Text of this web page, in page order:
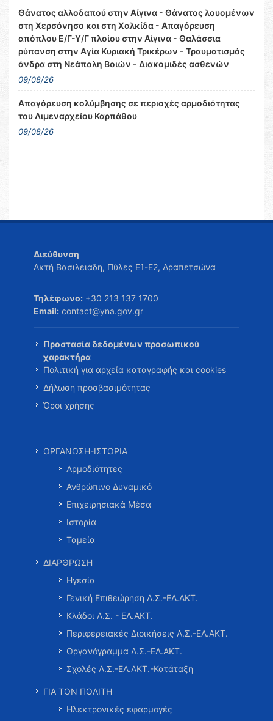
Θάνατος αλλοδαπού στην Αίγινα - Θάνατος λουομένων
στη Χερσόνησο και στη Χαλκίδα - Απαγόρευση
απόπλου Ε/Γ-Υ/Γ πλοίου στην Αίγινα - Θαλάσσια
ρύπανση στην Αγία Κυριακή Τρικέρων - Τραυματισμός
άνδρα στη Νεάπολη Βοιών - Διακομιδές ασθενών
09/08/26
Απαγόρευση κολύμβησης σε περιοχές αρμοδιότητας
του Λιμεναρχείου Καρπάθου
09/08/26
Διεύθυνση
Ακτή Βασιλειάδη, Πύλες Ε1-Ε2, Δραπετσώνα
Τηλέφωνο: +30 213 137 1700
Email: contact@yna.gov.gr
Προστασία δεδομένων προσωπικού
χαρακτήρα
Πολιτική για αρχεία καταγραφής και cookies
Δήλωση προσβασιμότητας
Όροι χρήσης
ΟΡΓΑΝΩΣΗ-ΙΣΤΟΡΙΑ
Αρμοδιότητες
Ανθρώπινο Δυναμικό
Επιχειρησιακά Μέσα
Ιστορία
Ταμεία
ΔΙΑΡΘΡΩΣΗ
Ηγεσία
Γενική Επιθεώρηση Λ.Σ.-ΕΛ.ΑΚΤ.
Κλάδοι Λ.Σ. - ΕΛ.ΑΚΤ.
Περιφερειακές Διοικήσεις Λ.Σ.-ΕΛ.ΑΚΤ.
Οργανόγραμμα Λ.Σ.-ΕΛ.ΑΚΤ.
Σχολές Λ.Σ.-ΕΛ.ΑΚΤ.-Κατάταξη
ΓΙΑ ΤΟΝ ΠΟΛΙΤΗ
Ηλεκτρονικές εφαρμογές